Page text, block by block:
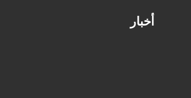
أخبار